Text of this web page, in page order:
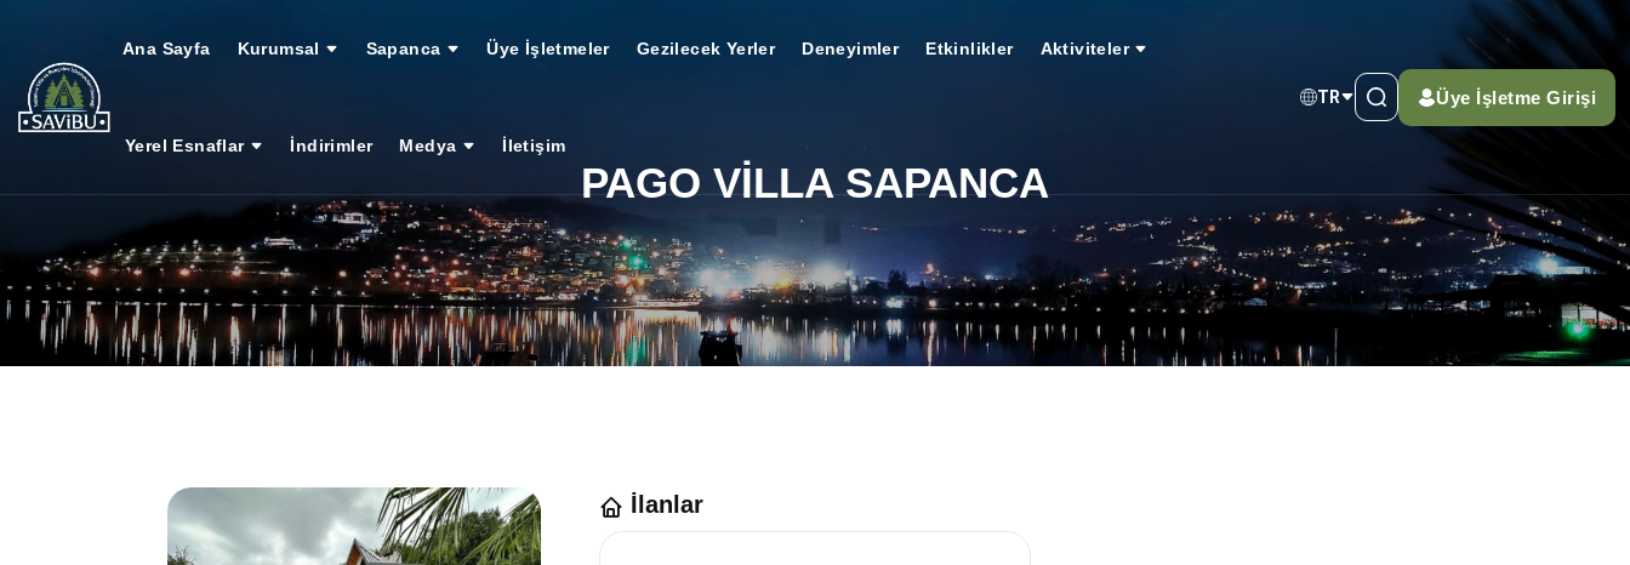
Ana Sayfa Kurumsal Sapanca Üye İşletmeler Gezilecek Yerler Deneyimler Etkinlikler Aktiviteler
Yerel Esnaflar İndirimler Medya İletişim
TR Üye İşletme Girişi
PAGO VİLLA SAPANCA
İlanlar